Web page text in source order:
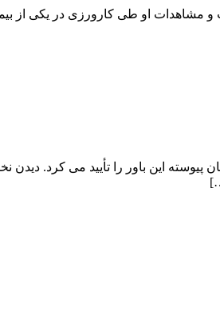
او طی کارورزی در یکی از
این باور را تأیید می کرد.